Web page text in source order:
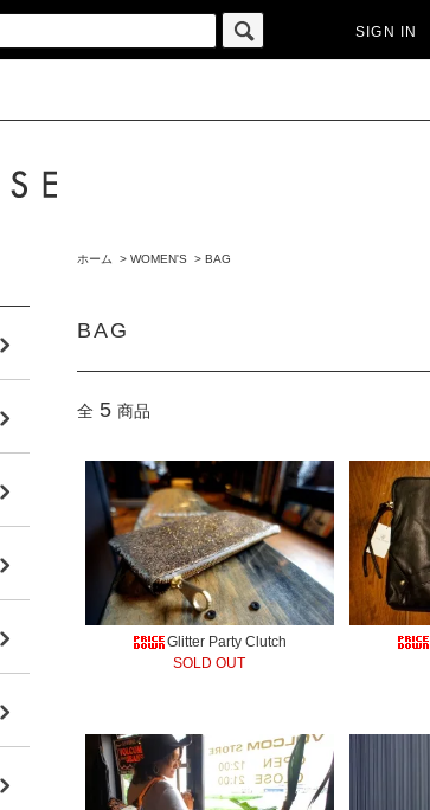
SIGN IN
ホーム > WOMEN'S > BAG
BAG
全 5 商品
Glitter Party Clutch
SOLD OUT